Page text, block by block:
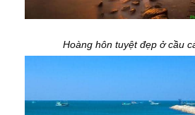
Hoàng hôn tuyệt đẹp ở cầu